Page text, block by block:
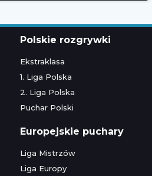
Polskie rozgrywki
Ekstraklasa
1. Liga Polska
2. Liga Polska
Puchar Polski
Europejskie puchary
Liga Mistrzów
Liga Europy